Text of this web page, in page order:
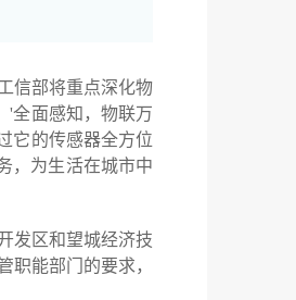
信部将重点深化物
'全面感知，物联万
它的传感器全方位
，为生活在城市中
发区和望城经济技
职能部门的要求，